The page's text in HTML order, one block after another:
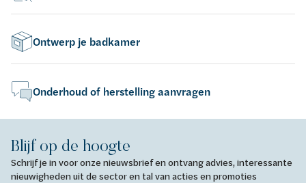
Ontwerp je badkamer
Onderhoud of herstelling aanvragen
Blijf op de hoogte
Schrijf je in voor onze nieuwsbrief en ontvang advies, interessante
nieuwigheden uit de sector en tal van acties en promoties